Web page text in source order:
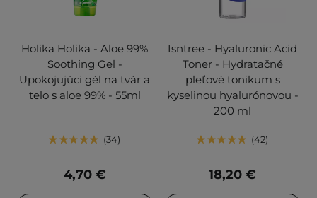
Holika Holika - Aloe 99%
Soothing Gel -
Upokojujúci gél na tvár a
telo s aloe 99% - 55ml
34
4,70 €
Isntree - Hyaluronic Acid
Toner - Hydratačné
pleťové tonikum s
kyselinou hyalurónovou -
200 ml
42
18,20 €